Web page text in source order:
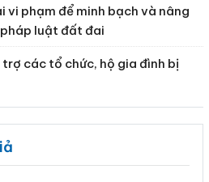
vi phạm để minh bạch và nâng
luật đất đai
trợ các tổ chức, hộ gia đình bị